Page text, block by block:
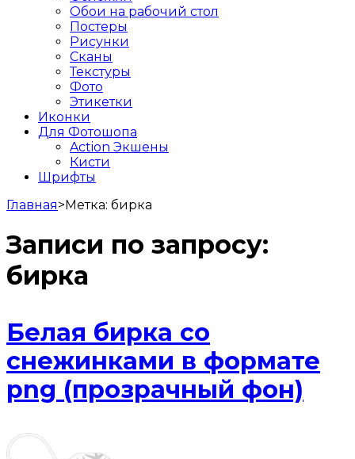
Обои на рабочий стол
Постеры
Рисунки
Сканы
Текстуры
Фото
Этикетки
Иконки
Для Фотошопа
Action Экшены
Кисти
Шрифты
Главная>Метка: бирка
Записи по запросу:
бирка
Белая бирка со
снежинками в формате
png (прозрачный фон)